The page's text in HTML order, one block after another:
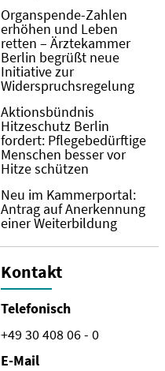
Organspende-Zahlen
erhöhen und Leben
retten – Ärztekammer
Berlin begrüßt neue
Initiative zur
Widerspruchsregelung
Aktionsbündnis
Hitzeschutz Berlin
fordert: Pflegebedürftige
Menschen besser vor
Hitze schützen
Neu im Kammerportal:
Antrag auf Anerkennung
einer Weiterbildung
Kontakt
Telefonisch
+49 30 408 06 - 0
E-Mail